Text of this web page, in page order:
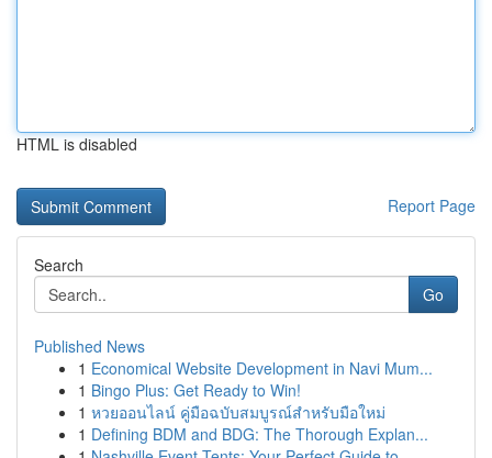
HTML is disabled
Report Page
Search
Go
Published News
1 Economical Website Development in Navi Mum...
1 Bingo Plus: Get Ready to Win!
1 หวยออนไลน์ คู่มือฉบับสมบูรณ์สำหรับมือใหม่
1 Defining BDM and BDG: The Thorough Explan...